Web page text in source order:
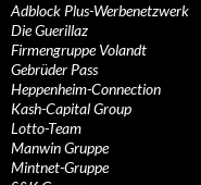
Adblock Plus-Werbenetzwerk
Die Guerillaz
Firmengruppe Volandt
Gebrüder Pass
Heppenheim-Connection
Kash-Capital Group
Lotto-Team
Manwin Gruppe
Mintnet-Gruppe